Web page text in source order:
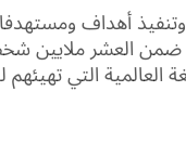
ضمن العشر ملايين
التي